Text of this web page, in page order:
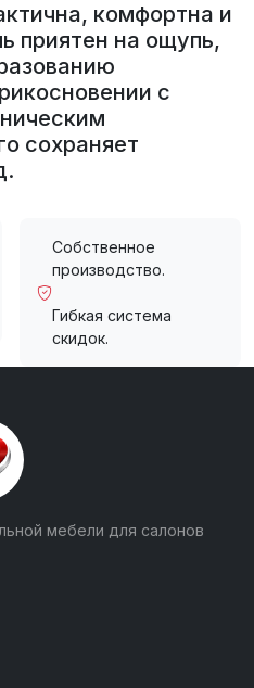
комфортна и
приятен на ощупь,
с
сохраняет
Собственное
производство.
Гибкая система
скидок.
мебели для салонов